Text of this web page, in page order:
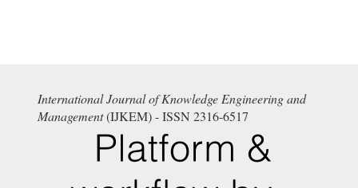
International Journal of Knowledge Engineering and
Management(IJKEM) - ISSN 2316-6517